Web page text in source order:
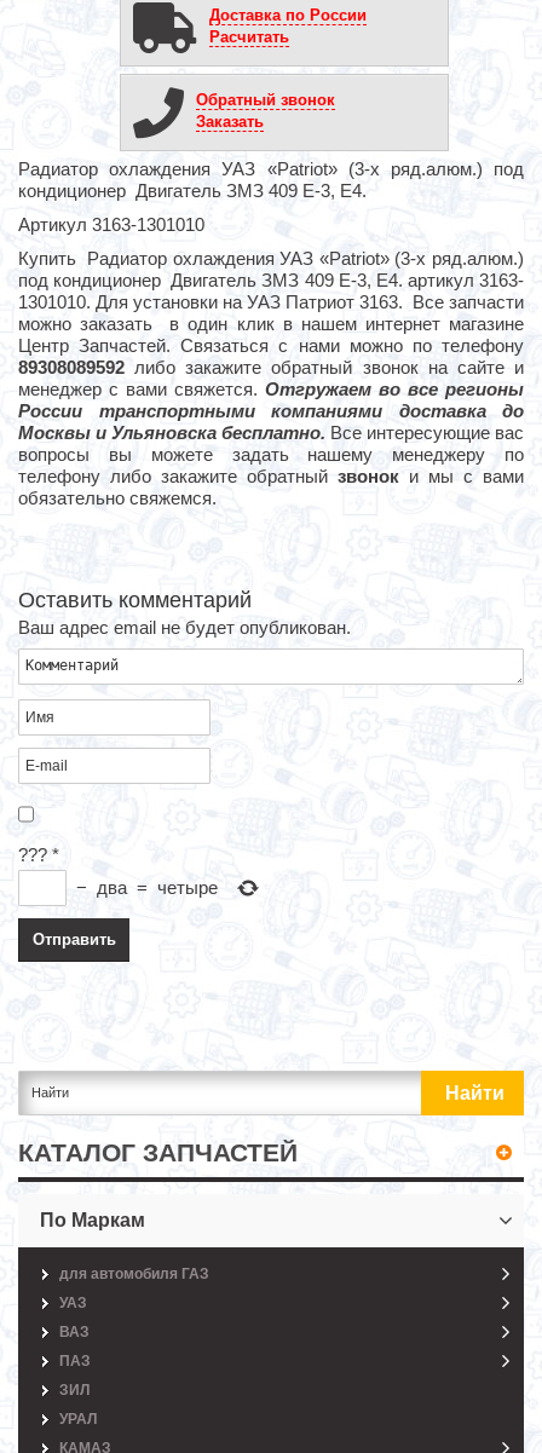
Доставка по России
Расчитать
Обратный звонок
Заказать
Радиатор охлаждения УАЗ «Patriot» (3-х ряд.алюм.) под
кондиционер Двигатель ЗМЗ 409 Е-3, Е4.
Артикул 3163-1301010
Купить Радиатор охлаждения УАЗ «Patriot» (3-х ряд.алюм.)
под кондиционер Двигатель ЗМЗ 409 Е-3, Е4. артикул 3163-
1301010. Для установки на УАЗ Патриот 3163. Все запчасти
можно заказать в один клик в нашем интернет магазине
Центр Запчастей. Связаться с нами можно по телефону
89308089592 либо закажите обратный звонок на сайте и
менеджер с вами свяжется. Отгружаем во все регионы
России транспортными компаниями доставка до
Москвы и Ульяновска бесплатно. Все интересующие вас
вопросы вы можете задать нашему менеджеру по
телефону либо закажите обратный звонок и мы с вами
обязательно свяжемся.
Оставить комментарий
Ваш адрес email не будет опубликован.
??? *
− два = четыре
КАТАЛОГ ЗАПЧАСТЕЙ
По Маркам
для автомобиля ГАЗ
УАЗ
ВАЗ
ПАЗ
ЗИЛ
УРАЛ
КАМАЗ